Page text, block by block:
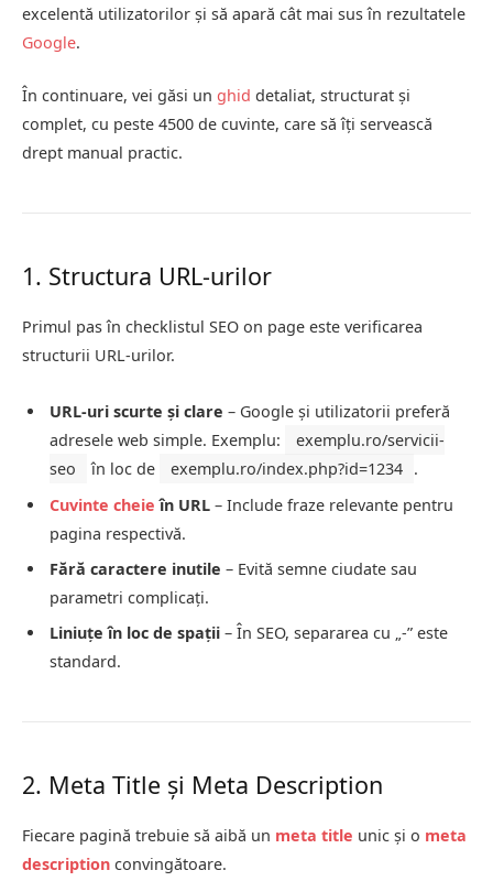
excelentă utilizatorilor și să apară cât mai sus în rezultatele
Google.
În continuare, vei găsi un ghid detaliat, structurat și
complet, cu peste 4500 de cuvinte, care să îți servească
drept manual practic.
1. Structura URL-urilor
Primul pas în checklistul SEO on page este verificarea
structurii URL-urilor.
URL-uri scurte și clare – Google și utilizatorii preferă
adresele web simple. Exemplu:
exemplu.ro/servicii-
seo
în loc de exemplu.ro/index.php?id=1234 .
Cuvinte cheie în URL – Include fraze relevante pentru
pagina respectivă.
Fără caractere inutile – Evită semne ciudate sau
parametri complicați.
Liniuțe în loc de spații – În SEO, separarea cu „-” este
standard.
2. Meta Title și Meta Description
Fiecare pagină trebuie să aibă un meta title unic și o meta
description convingătoare.